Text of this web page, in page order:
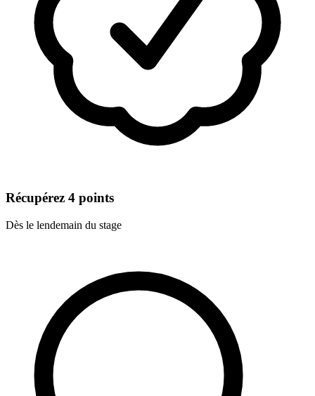
Récupérez 4 points
Dès le lendemain du stage